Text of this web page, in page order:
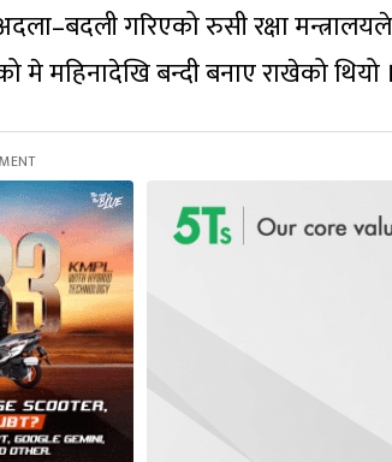
गरिएको रुसी रक्षा मन्त्रालयले
महिनादेखि बन्दी बनाए राखेको थियो